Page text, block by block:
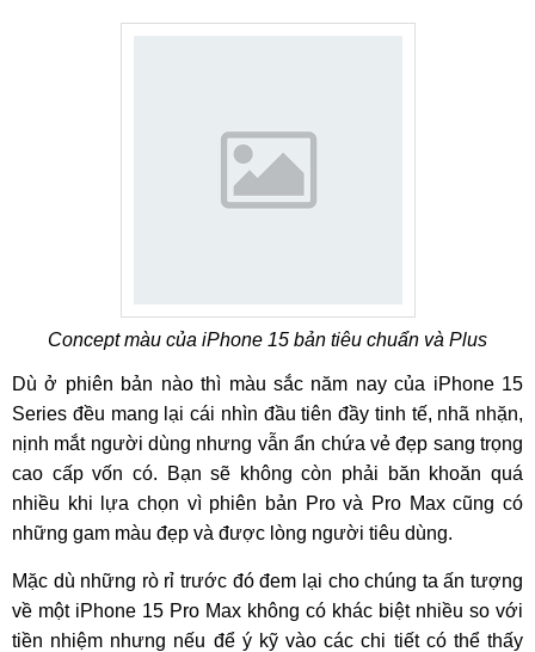
Concept màu của iPhone 15 bản tiêu chuẩn và Plus
Dù ở phiên bản nào thì màu sắc năm nay của iPhone 15
Series đều mang lại cái nhìn đầu tiên đầy tinh tế, nhã nhặn,
nịnh mắt người dùng nhưng vẫn ẩn chứa vẻ đẹp sang trọng
cao cấp vốn có. Bạn sẽ không còn phải băn khoăn quá
nhiều khi lựa chọn vì phiên bản Pro và Pro Max cũng có
những gam màu đẹp và được lòng người tiêu dùng.
Mặc dù những rò rỉ trước đó đem lại cho chúng ta ấn tượng
về một iPhone 15 Pro Max không có khác biệt nhiều so với
tiền nhiệm nhưng nếu để ý kỹ vào các chi tiết có thể thấy